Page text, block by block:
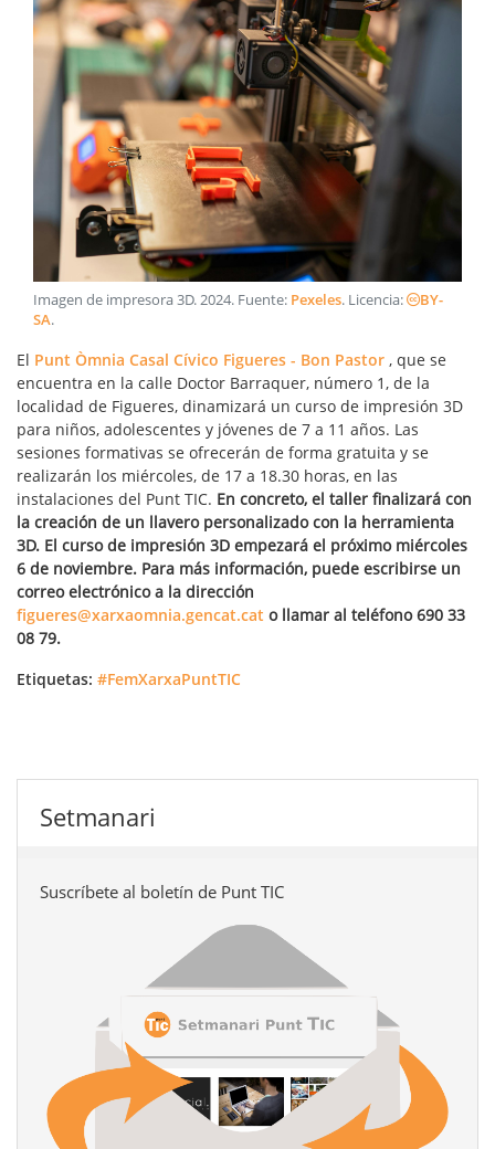
Imagen de impresora 3D.2024. Fuente: Pexeles. Licencia:
BY-
SA.
El Punt Òmnia Casal Cívico Figueres - Bon Pastor , que se
encuentra en la calle Doctor Barraquer, número 1, de la
localidad de Figueres, dinamizará un curso de impresión 3D
para niños, adolescentes y jóvenes de 7 a 11 años. Las
sesiones formativas se ofrecerán de forma gratuita y se
realizarán los miércoles, de 17 a 18.30 horas, en las
instalaciones del Punt TIC. En concreto, el taller finalizará con
la creación de un llavero personalizado con la herramienta
3D. El curso de impresión 3D empezará el próximo miércoles
6 de noviembre. Para más información, puede escribirse un
correo electrónico a la dirección
figueres@xarxaomnia.gencat.cat o llamar al teléfono 690 33
08 79.
Etiquetas: #FemXarxaPuntTIC
Setmanari
Suscríbete al boletín de Punt TIC